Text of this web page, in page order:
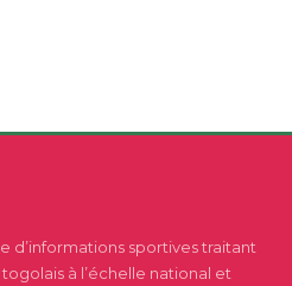
d’informations sportives traitant
à l’échelle national et